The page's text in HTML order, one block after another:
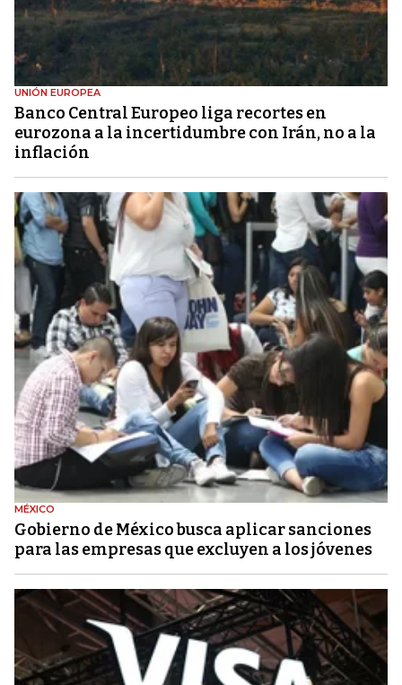
UNIÓN EUROPEA
Banco Central Europeo liga recortes en
eurozona a la incertidumbre con Irán, no a la
inflación
MÉXICO
Gobierno de México busca aplicar sanciones
para las empresas que excluyen a los jóvenes